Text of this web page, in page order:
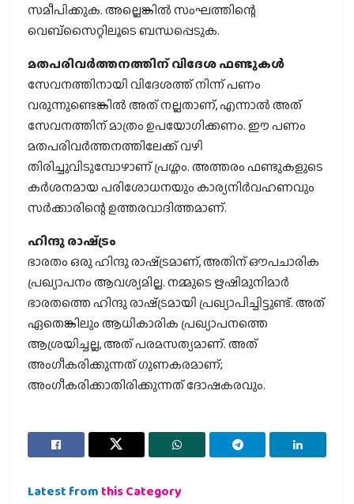
സമീപിക്കുക. അല്ലെങ്കില്‍ സംഘത്തിന്റെ
വെബ്സൈറ്റിലൂടെ ബന്ധപ്പെടുക.
മതപരിവര്‍ത്തനത്തിന് വിദേശ ഫണ്ടുകള്‍
സേവനത്തിനായി വിദേശത്ത് നിന്ന് പണം
വരുന്നുണ്ടെങ്കില്‍ അത് നല്ലതാണ്, എന്നാല്‍ അത്
സേവനത്തിന് മാത്രം ഉപയോഗിക്കണം. ഈ പണം
മതപരിവര്‍ത്തനത്തിലേക്ക് വഴി
തിരിച്ചുവിടുമ്പോഴാണ് പ്രശ്നം. അത്തരം ഫണ്ടുകളുടെ
കര്‍ശനമായ പരിശോധനയും കാര്യനിര്‍വഹണവും
സര്‍ക്കാരിന്റെ ഉത്തരവാദിത്തമാണ്.
ഹിന്ദു രാഷ്‌ട്രം
ഭാരതം ഒരു ഹിന്ദു രാഷ്‌ട്രമാണ്, അതിന് ഔപചാരിക
പ്രഖ്യാപനം ആവശ്യമില്ല. നമ്മുടെ ഋഷിമുനിമാര്‍
ഭാരതത്തെ ഹിന്ദു രാഷ്‌ട്രമായി പ്രഖ്യാപിച്ചിട്ടുണ്ട്. അത്
ഏതെങ്കിലും ആധികാരിക പ്രഖ്യാപനത്തെ
ആശ്രയിച്ചല്ല, അത് പരമസത്യമാണ്. അത്
അംഗീകരിക്കുന്നത് ഗുണകരമാണ്;
അംഗീകരിക്കാതിരിക്കുന്നത് ദോഷകരവും.
Latest from this Category